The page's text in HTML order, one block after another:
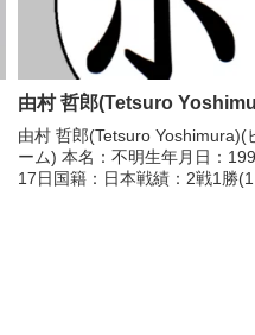
由村 哲郎(Tetsuro
由村 哲郎(Tetsuro Yoshimura)(
ーム) 本名：不明生年月日：
17日国籍：日本戦績：2戦1勝